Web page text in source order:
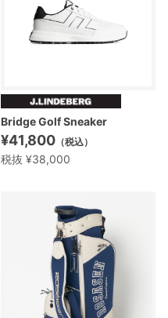
Bridge Golf Sneaker
¥41,800 （税込）
税抜 ¥38,000